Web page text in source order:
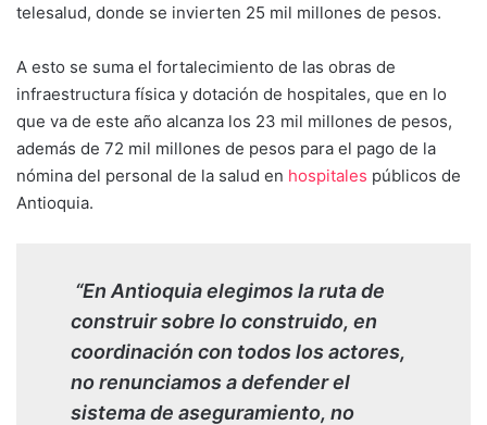
telesalud, donde se invierten 25 mil millones de pesos.
A esto se suma el fortalecimiento de las obras de
infraestructura física y dotación de hospitales, que en lo
que va de este año alcanza los 23 mil millones de pesos,
además de 72 mil millones de pesos para el pago de la
nómina del personal de la salud en hospitales públicos de
Antioquia.
“En Antioquia elegimos la ruta de
construir sobre lo construido, en
coordinación con todos los actores,
no renunciamos a defender el
sistema de aseguramiento, no